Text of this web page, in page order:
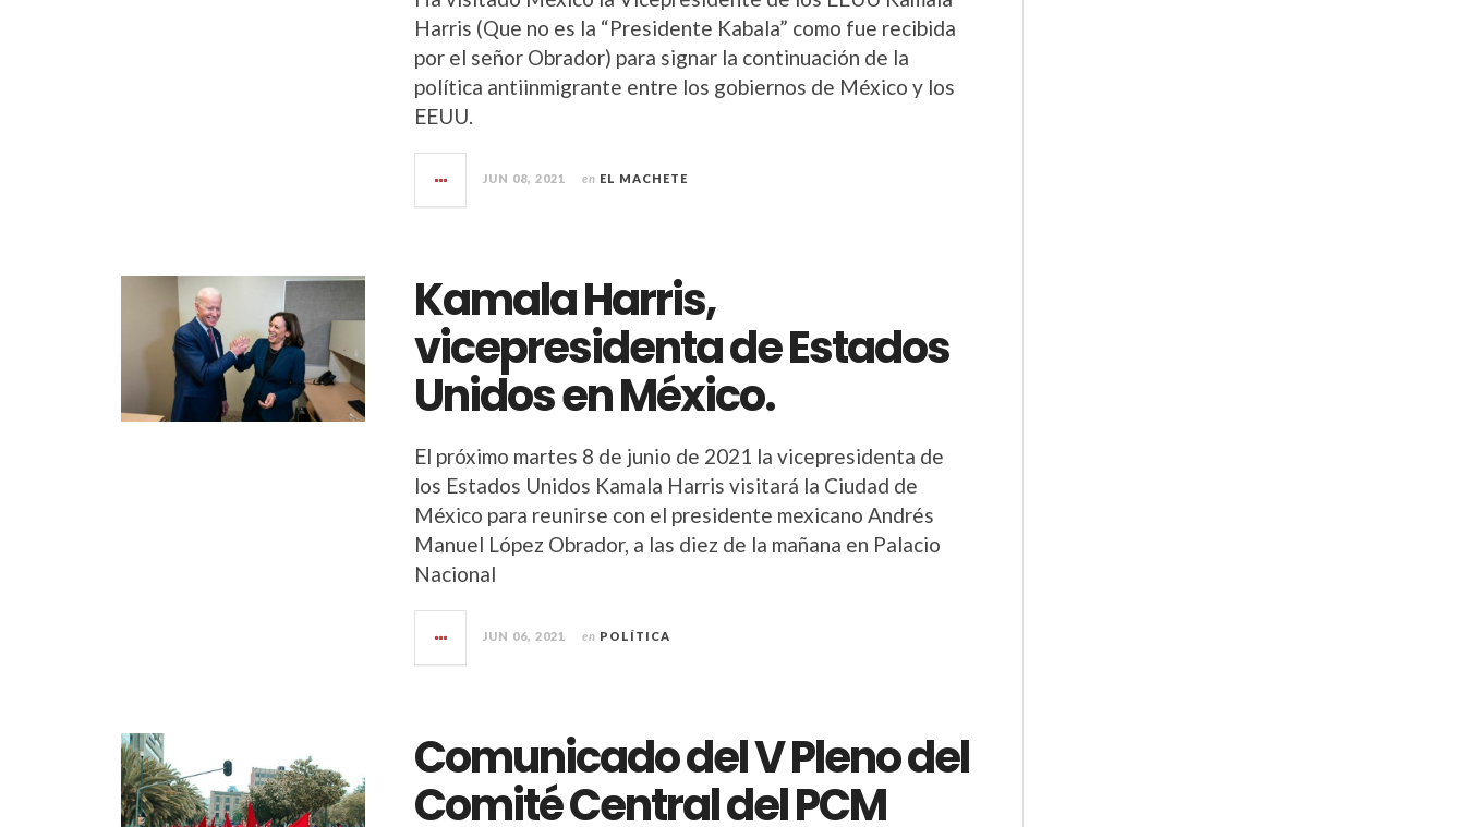
Harris (Que no es la “Presidente Kabala” como fue recibida
por el señor Obrador) para signar la continuación de la
política antiinmigrante entre los gobiernos de México y los
EEUU.
JUN 08, 2021 en EL MACHETE
Kamala Harris,
vicepresidenta de Estados
Unidos en México.
El próximo martes 8 de junio de 2021 la vicepresidenta de
los Estados Unidos Kamala Harris visitará la Ciudad de
México para reunirse con el presidente mexicano Andrés
Manuel López Obrador, a las diez de la mañana en Palacio
Nacional
JUN 06, 2021 en POLÍTICA
Comunicado del V Pleno del
Comité Central del PCM